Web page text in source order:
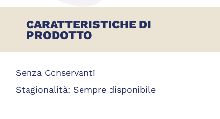
CARATTERISTICHE DI
PRODOTTO
Senza Conservanti
Stagionalità: Sempre disponibile